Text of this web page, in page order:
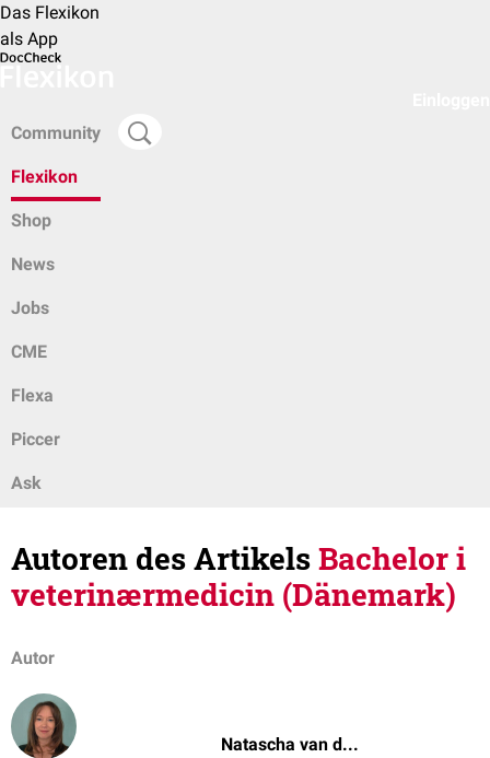
Das Flexikon
als App
Community
Flexikon
Shop
News
Jobs
CME
Flexa
Piccer
Ask
Autoren des ArtikelsBachelor i
veterinærmedicin (Dänemark)
Autor
Natascha van den Höfel